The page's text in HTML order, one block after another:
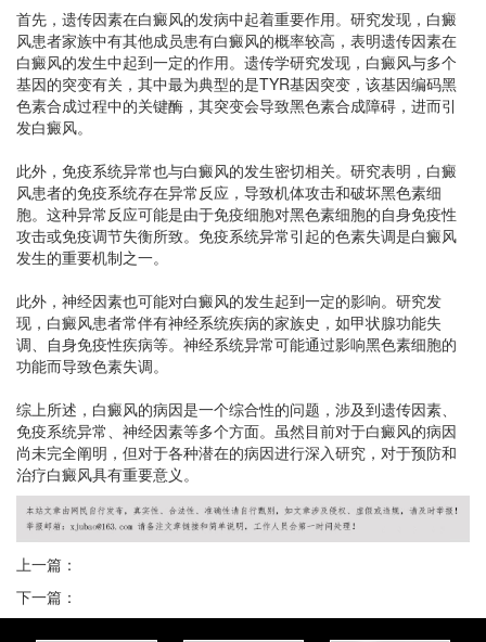
首先，遗传因素在白癜风的发病中起着重要作用。研究发现，白癜
风患者家族中有其他成员患有白癜风的概率较高，表明遗传因素在
白癜风的发生中起到一定的作用。遗传学研究发现，白癜风与多个
基因的突变有关，其中最为典型的是TYR基因突变，该基因编码黑
色素合成过程中的关键酶，其突变会导致黑色素合成障碍，进而引
发白癜风。
此外，免疫系统异常也与白癜风的发生密切相关。研究表明，白癜
风患者的免疫系统存在异常反应，导致机体攻击和破坏黑色素细
胞。这种异常反应可能是由于免疫细胞对黑色素细胞的自身免疫性
攻击或免疫调节失衡所致。免疫系统异常引起的色素失调是白癜风
发生的重要机制之一。
此外，神经因素也可能对白癜风的发生起到一定的影响。研究发
现，白癜风患者常伴有神经系统疾病的家族史，如甲状腺功能失
调、自身免疫性疾病等。神经系统异常可能通过影响黑色素细胞的
功能而导致色素失调。
综上所述，白癜风的病因是一个综合性的问题，涉及到遗传因素、
免疫系统异常、神经因素等多个方面。虽然目前对于白癜风的病因
尚未完全阐明，但对于各种潜在的病因进行深入研究，对于预防和
治疗白癜风具有重要意义。
上一篇：
下一篇：